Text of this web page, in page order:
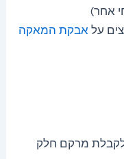
אחר)
עלאבקת המאקה
לקבלת מרקם חלק